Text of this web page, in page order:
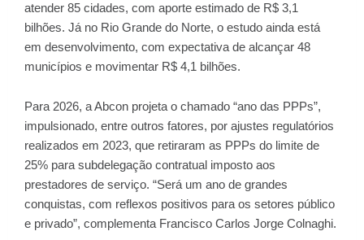
atender 85 cidades, com aporte estimado de R$ 3,1
bilhões. Já no Rio Grande do Norte, o estudo ainda está
em desenvolvimento, com expectativa de alcançar 48
municípios e movimentar R$ 4,1 bilhões.
Para 2026, a Abcon projeta o chamado “ano das PPPs”,
impulsionado, entre outros fatores, por ajustes regulatórios
realizados em 2023, que retiraram as PPPs do limite de
25% para subdelegação contratual imposto aos
prestadores de serviço. “Será um ano de grandes
conquistas, com reflexos positivos para os setores público
e privado”, complementa Francisco Carlos Jorge Colnaghi.